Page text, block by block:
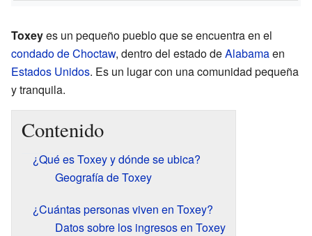
Toxeyes un pequeño pueblo que se encuentra en el
condado de Choctaw, dentro del estado deAlabamaen
Estados Unidos. Es un lugar con una comunidad pequeña
y tranquila.
Contenido
¿Qué es Toxey y dónde se ubica?
Geografía de Toxey
¿Cuántas personas viven en Toxey?
Datos sobre los ingresos en Toxey